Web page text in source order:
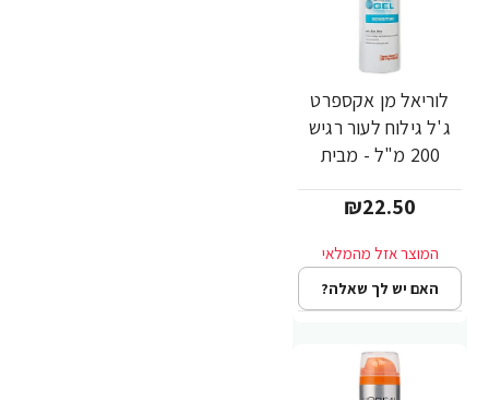
לוריאל מן אקספרט
ג'ל גילוח לעור רגיש
200 מ"ל - מבית
₪22.50
האם יש לך שאלה?